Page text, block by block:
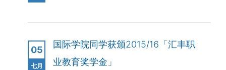
05
七月
国际学院同学获颁2015/16「汇丰职
业教育奖学金」